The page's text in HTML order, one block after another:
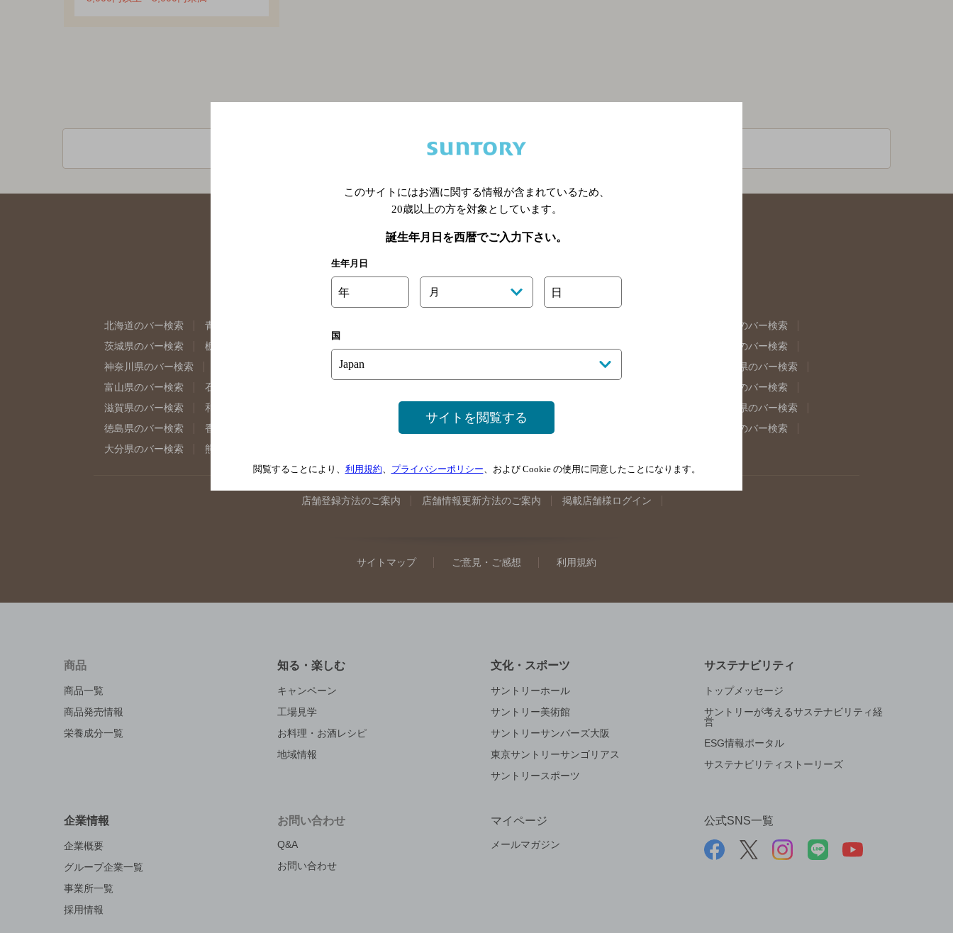
関連ページ
北海道のバー検索 青森県のバー検索
福島県のバー検索
茨城県のバー検索
栃木県のバー検索
東京都のバー検索
神奈川県のバー検索
埼玉県のバー検索
岐阜県のバー検索
富山県のバー検索
石川県のバー検索
奈良県のバー検索
滋賀県のバー検索
和歌山県のバー検索 山口県のバー検索
島根県のバー検索
徳島県のバー検索
香川県のバー検索
佐賀県のバー検索
大分県のバー検索
熊本県のバー検索
店舗登録方法のご案内 店舗情報更新方法のご案内 掲載店舗様ログイン
サイトマップ ご意見・ご感想 利用規約
商品
商品一覧
商品発売情報
栄養成分一覧
知る・楽しむ
キャンペーン
工場見学
お料理・お酒レシピ
地域情報
文化・スポーツ
サントリーホール
サントリー美術館
サントリーサンバーズ大阪
東京サントリーサンゴリアス
サントリースポーツ
サステナビリティ
トップメッセージ
サントリーが考えるサステナビリティ経
営
ESG情報ポータル
サステナビリティストーリーズ
企業情報
企業概要
グループ企業一覧
事業所一覧
採用情報
お問い合わせ
Q&A
お問い合わせ
マイページ
メールマガジン
公式SNS一覧
このサイトにはお酒に関する情報が含まれているため、
20歳以上の方を対象としています。
誕生年月日を西暦でご入力下さい。
生年月日
年 月 日
国
サイトを閲覧する
閲覧することにより、 利用規約、 プライバシーポリシー、および Cookie の使用に同意したことになります。